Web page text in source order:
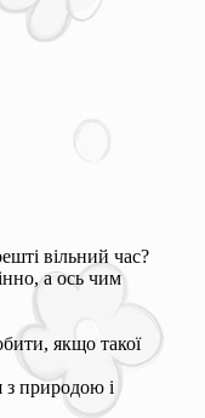
вільний час?
а ось чим
якщо такої
з природою і